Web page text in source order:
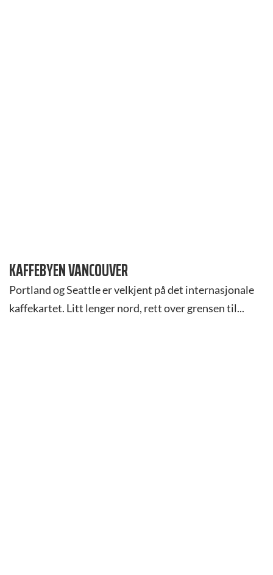
KAFFEBYEN VANCOUVER
Portland og Seattle er velkjent på det internasjonale
kaffekartet. Litt lenger nord, rett over grensen til...